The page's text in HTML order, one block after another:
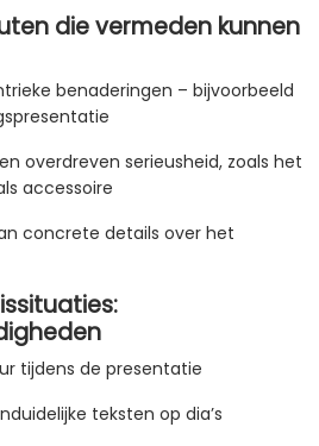
die vermeden kunnen
benaderingen – bijvoorbeeld
overdreven serieusheid, zoals het
accessoire
concrete details over het
tijdens de presentatie
teksten op dia’s